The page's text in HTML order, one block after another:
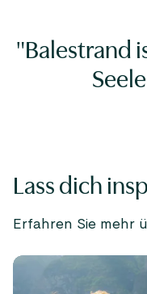
"Balestrand
Lass dich
Erfahren Sie mehr